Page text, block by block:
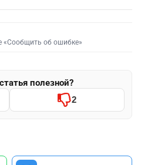
«Сообщить об ошибке»
полезной?
2